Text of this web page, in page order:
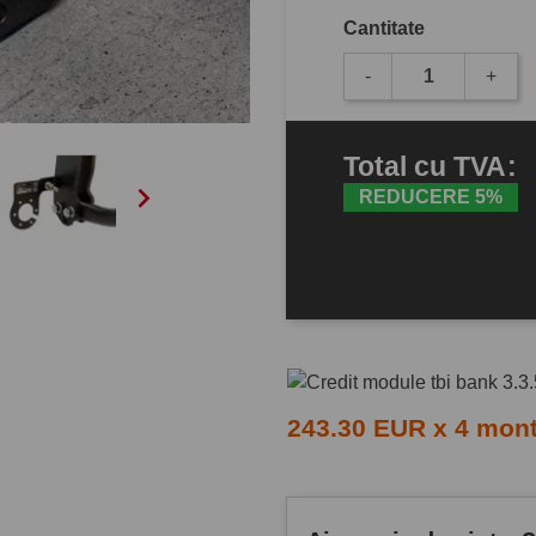

Cantitate
- +
Total cu TVA:
REDUCERE 5%
243.30 EUR x 4